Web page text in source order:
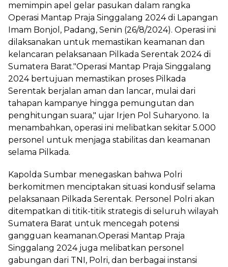
memimpin apel gelar pasukan dalam rangka
Operasi Mantap Praja Singgalang 2024 di Lapangan
Imam Bonjol, Padang, Senin (26/8/2024). Operasi ini
dilaksanakan untuk memastikan keamanan dan
kelancaran pelaksanaan Pilkada Serentak 2024 di
Sumatera Barat."Operasi Mantap Praja Singgalang
2024 bertujuan memastikan proses Pilkada
Serentak berjalan aman dan lancar, mulai dari
tahapan kampanye hingga pemungutan dan
penghitungan suara," ujar Irjen Pol Suharyono. Ia
menambahkan, operasi ini melibatkan sekitar 5.000
personel untuk menjaga stabilitas dan keamanan
selama Pilkada.
Kapolda Sumbar menegaskan bahwa Polri
berkomitmen menciptakan situasi kondusif selama
pelaksanaan Pilkada Serentak. Personel Polri akan
ditempatkan di titik-titik strategis di seluruh wilayah
Sumatera Barat untuk mencegah potensi
gangguan keamanan.Operasi Mantap Praja
Singgalang 2024 juga melibatkan personel
gabungan dari TNI, Polri, dan berbagai instansi